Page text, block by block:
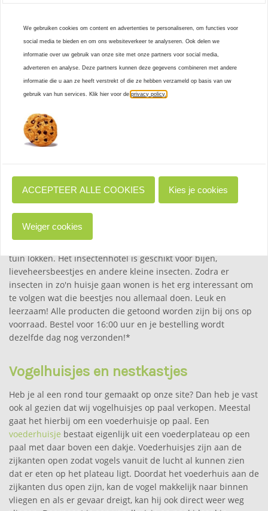
Wildlife Garden vogelhuisjes en nestkastjes, de zogenaamde
Multiholks welke in de zomer als nestkastje kunnen worden
gebruikt en in de winter als voederschuur. Die zul je nergens
online zo voordelig aantreffen! Verder vind je hier heel veel
degelijke nestkasten die tegenwoordig ook vaak tegen de
processierups worden ingezet. Op onze site kun je eenvoudig
het gewenste vogelhuis vinden. We hebben de huisjes
namelijk per vogelsoort opgesplitst en op deze manier koop je
nooit het verkeerde nestkastje. Naast onze grote collectie
daadwerkelijk gebruiken als badplaats. In de winter zal het
vogelbadje voornamelijk gebruikt worden als drinkbakje.
Naast nestkasten voor vogels vind je hier ook speciale huisjes
geliefd item dat ook vaak cadeau wordt gegeven, de meeste
tuin lokken. Het insectenhotel is geschikt voor bijen,
lieveheersbeestjes en andere kleine insecten. Zodra er
insecten in zo'n huisje gaan wonen is het erg interessant om
te volgen wat die beestjes nou allemaal doen. Leuk en
leerzaam! Alle producten die getoond worden zijn bij ons op
voorraad. Bestel voor 16:00 uur en je bestelling wordt
dezelfde dag nog verzonden!*
Vogelhuisjes en nestkastjes
Heb je al een rond tour gemaakt op onze site? Dan heb je vast
ook al gezien dat wij vogelhuisjes op paal verkopen. Meestal
gaat het hierbij om een voederhuisje op paal. Een
voederhuisje bestaat eigenlijk uit een voederplateau op een
paal met daar boven een dakje. Voederhuisjes zijn aan de
zijkanten open zodat vogels vanuit de lucht al kunnen zien
dat er eten op het plateau ligt. Doordat het voederhuis aan de
zijkanten dus open zijn, kan de vogel makkelijk naar binnen
vliegen en als er gevaar dreigt, kan hij ook direct weer weg
We gebruiken cookies om content en advertenties te personaliseren, om functies voor
social media te bieden en om ons websiteverkeer te analyseren. Ook delen we
informatie over uw gebruik van onze site met onze partners voor social media,
adverteren en analyse. Deze partners kunnen deze gegevens combineren met andere
informatie die u aan ze heeft verstrekt of die ze hebben verzameld op basis van uw
gebruik van hun services. Klik hier voor deprivacy policy.
ACCEPTEER ALLE COOKIES Kies je cookies
Weiger cookies